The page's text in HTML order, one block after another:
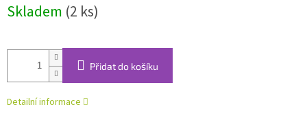
cena:
Skladem (2 ks)
Přidat do košíku
Detailní informace